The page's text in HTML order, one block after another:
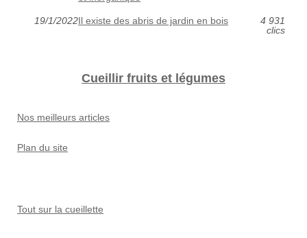
19/1/2022Il existe des abris de jardin en bois
4 931
clics
Cueillir fruits et légumes
Nos meilleurs articles
Plan du site
Tout sur la cueillette